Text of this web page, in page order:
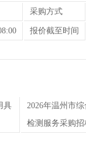
采购方式
报价截至时间
具
2026年温州市
检测服务采购招